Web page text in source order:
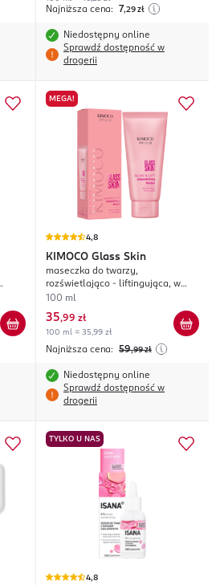
Najniższa cena: 7,29 zł
Niedostępny online
Sprawdź dostępność w
drogerii
MEGA!
4,8
KIMOCO Glass Skin
maseczka do twarzy,
rozświetlająco - liftingująca, w
kremie,
100 ml
35,99 zł
100 ml = 35,99 zł
Najniższa cena: 59,99 zł
Niedostępny online
Sprawdź dostępność w
drogerii
TYLKO U NAS
4,8